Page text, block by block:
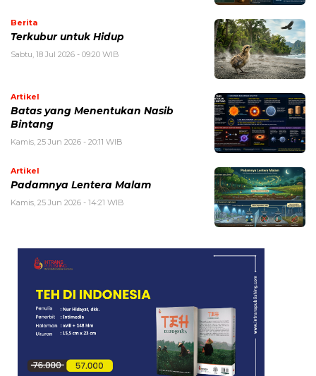
Berita
Terkubur untuk Hidup
Sabtu, 18 Jul 2026 - 09:20 WIB
Artikel
Batas yang Menentukan Nasib
Bintang
Kamis, 25 Jun 2026 - 20:11 WIB
Artikel
Padamnya Lentera Malam
Kamis, 25 Jun 2026 - 14:21 WIB